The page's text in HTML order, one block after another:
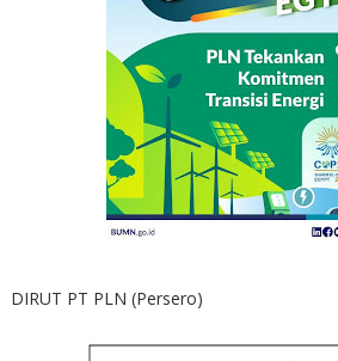
DIRUT PT PLN (Persero)